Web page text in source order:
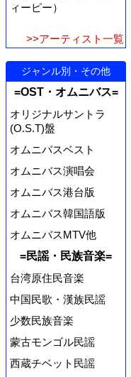
ィーピー）
>>アーティスト一覧
ジャンル別・その他
=OST・オムニバス=
オリジナルサントラ
(O.S.T)盤
オムニバスベスト
オムニバス演唱会
オムニバス港台版
オムニバス韓国語版
オムニバスMTV他
=民謡・民族音楽=
台湾原住民音楽
中国民歌・漢族民謡
少数民族音楽
蒙古モンゴル民謡
西蔵チベット民謡